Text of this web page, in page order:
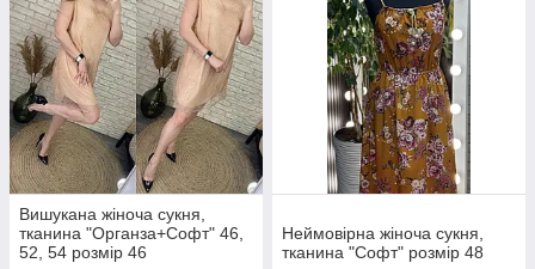
Вишукана жіноча сукня,
тканина "Органза+Софт" 46,
52, 54 розмір 46
Неймовірна жіноча сукня,
тканина "Софт" розмір 48